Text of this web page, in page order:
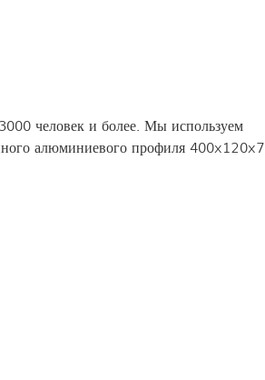
человек и более. Мы используем
алюминиевого профиля 400x120x7